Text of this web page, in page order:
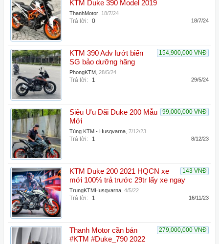
KTM Duke 390 Model 2019
ThanhMotor 18/7/24
Trả lời: 0 18/7/24
154,900,000 VNĐ
KTM 390 Adv lướt biển
SG bảo dưỡng hãng
PhongKTM 28/5/24
Trả lời: 1 29/5/24
99,000,000 VNĐ
Siêu Ưu Đãi Duke 200 Mẫu
Mới
Tùng KTM - Husqvarna 7/12/23
Trả lời: 1 8/12/23
143 VNĐ
KTM Duke 200 2021 HQCN xe
mới 100% trả trước 29tr lấy xe ngay
TrungKTMHusqvarna 4/5/22
Trả lời: 1 16/11/23
279,000,000 VNĐ
Thanh Motor cần bán
#KTM #Duke_790 2022